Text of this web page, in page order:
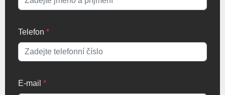
Telefon *
E-mail *